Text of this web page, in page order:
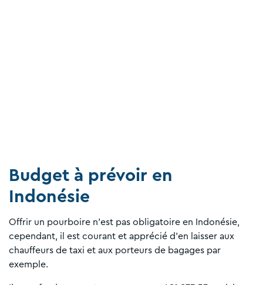
Budget à prévoir en
Indonésie
Offrir un pourboire n’est pas obligatoire en Indonésie,
cependant, il est courant et apprécié d’en laisser aux
chauffeurs de taxi et aux porteurs de bagages par
exemple.